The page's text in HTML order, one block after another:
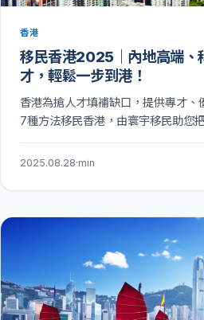
香港
移民香港2025｜內地高端、
才，輕鬆一步到港！
香港為搶人才填補缺口，提供專才
7種方法移民香港，由寰宇移民助您
2025.08.28·min